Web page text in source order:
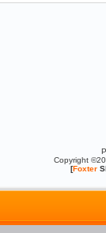
Copyright
[Foxter